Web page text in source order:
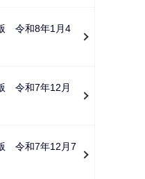
令和8年1月4
令和7年12月
令和7年12月7